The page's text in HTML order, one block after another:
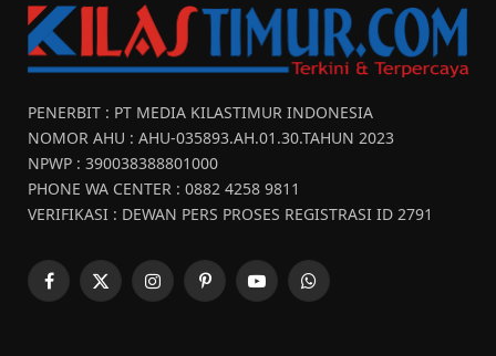
PENERBIT : PT MEDIA KILASTIMUR INDONESIA
NOMOR AHU : AHU-035893.AH.01.30.TAHUN 2023
NPWP : 390038388801000
PHONE WA CENTER : 0882 4258 9811
VERIFIKASI : DEWAN PERS PROSES REGISTRASI ID 2791
Facebook
X
InstagramPinterestYouTubeWhatsApp